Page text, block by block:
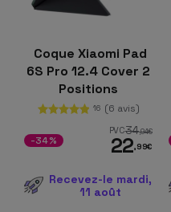
Coque Xiaomi Pad
6S Pro 12.4 Cover 2
Positions
Intelligente Noir
16 (6 avis)
PVC34,94€
22,99€
-34%
Recevez-le mardi,
11 août